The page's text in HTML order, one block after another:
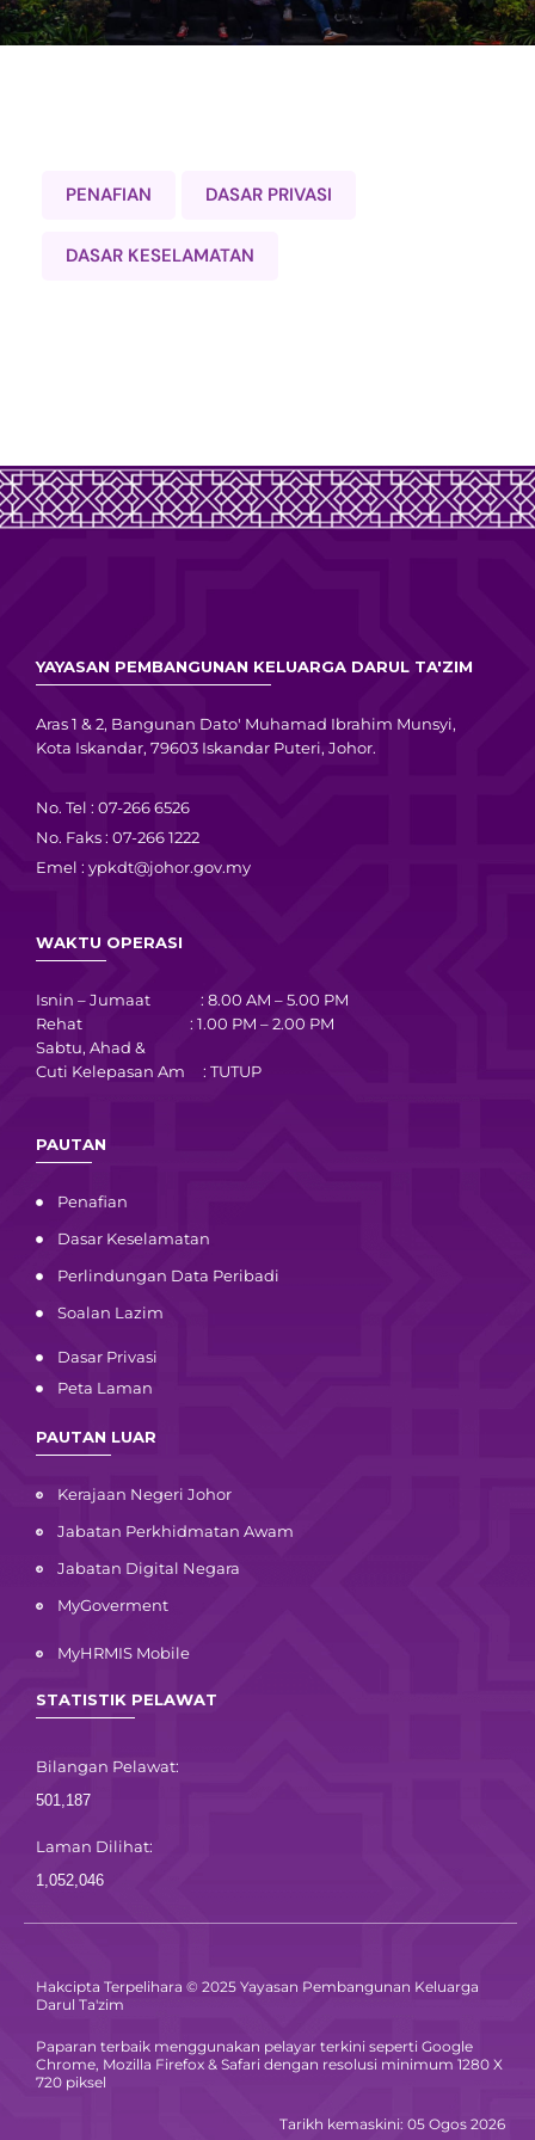
PENAFIAN DASAR PRIVASI
DASAR KESELAMATAN
YAYASAN PEMBANGUNAN KELUARGA DARUL TA'ZIM
Aras 1 & 2, Bangunan Dato' Muhamad Ibrahim Munsyi,
Kota Iskandar, 79603 Iskandar Puteri, Johor.
No. Tel : 07-266 6526
No. Faks : 07-266 1222
Emel : ypkdt@johor.gov.my
WAKTU OPERASI
Isnin – Jumaat : 8.00 AM – 5.00 PM
Rehat : 1.00 PM – 2.00 PM
Sabtu, Ahad &
Cuti Kelepasan Am : TUTUP
PAUTAN
Penafian
Dasar Keselamatan
Perlindungan Data Peribadi
Soalan Lazim
Dasar Privasi
Peta Laman
PAUTAN LUAR
Kerajaan Negeri Johor
Jabatan Perkhidmatan Awam
Jabatan Digital Negara
MyGoverment
MyHRMIS Mobile
STATISTIK PELAWAT
Bilangan Pelawat:
501,187
Laman Dilihat:
1,052,046
Hakcipta Terpelihara © 2025 Yayasan Pembangunan Keluarga
Darul Ta'zim
Paparan terbaik menggunakan pelayar terkini seperti Google
Chrome, Mozilla Firefox & Safari dengan resolusi minimum 1280 X
720 piksel
Tarikh kemaskini: 05 Ogos 2026